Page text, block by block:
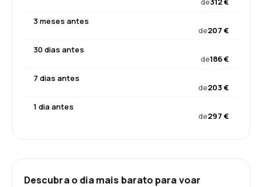
3 meses antes
de207 €
30 dias antes
de186 €
7 dias antes
de203 €
1 dia antes
de297 €
Descubra o dia mais barato para voar